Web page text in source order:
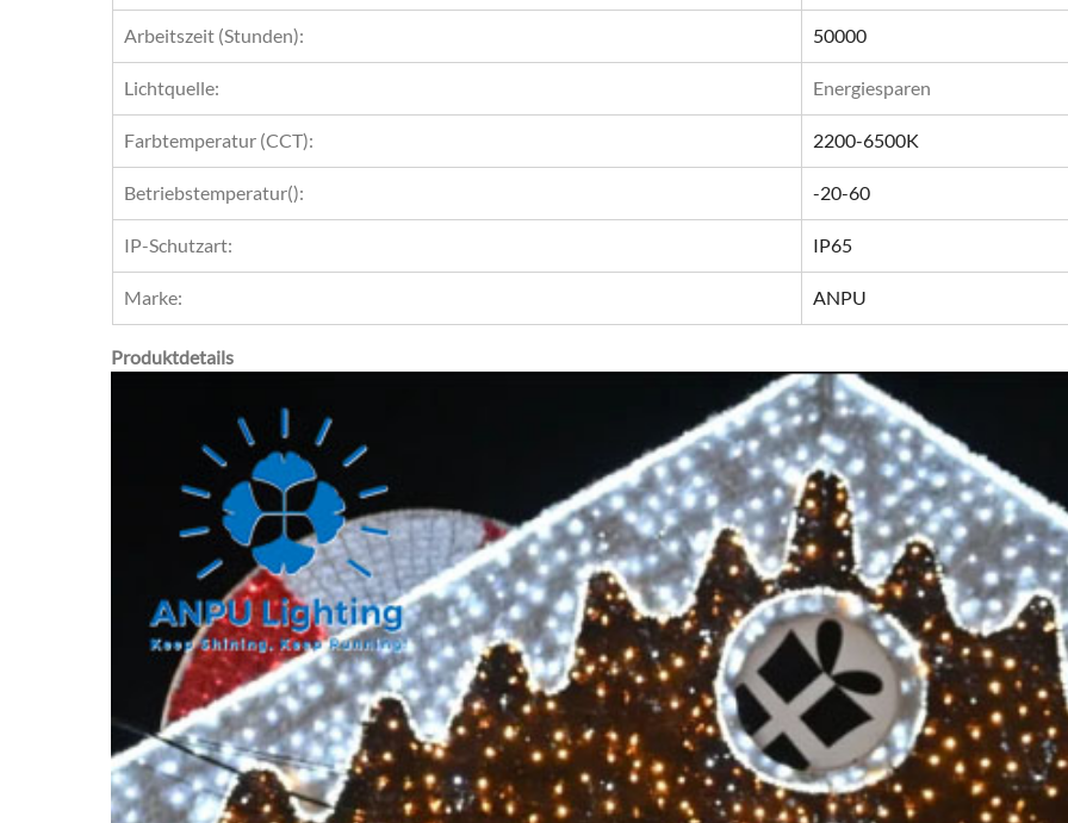
Arbeitszeit (Stunden): 50000
Lichtquelle: Energiesparen
Farbtemperatur (CCT): 2200-6500K
Betriebstemperatur(): -20-60
IP-Schutzart: IP65
Marke: ANPU
Produktdetails